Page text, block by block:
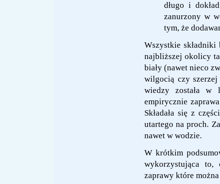
długo i
zanurzony w
tym, że
Wszystkie
najbliższej okolicy
biały (nawet nieco
wilgocią czy
wiedzy została w
empirycznie
Składała się z
utartego na proch.
nawet w wodzie.
W krótkim
wykorzystująca
zaprawy które